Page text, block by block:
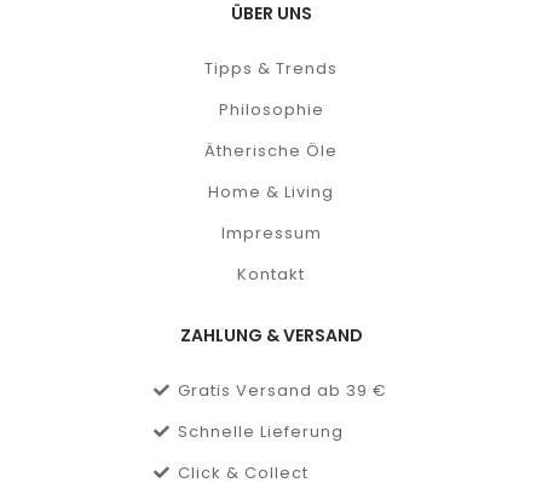
ÜBER UNS
Tipps & Trends
Philosophie
Ätherische Öle
Home & Living
Impressum
Kontakt
ZAHLUNG & VERSAND
Gratis Versand ab 39 €
Schnelle Lieferung
Click & Collect